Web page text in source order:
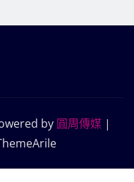
by 圓周傳媒 |